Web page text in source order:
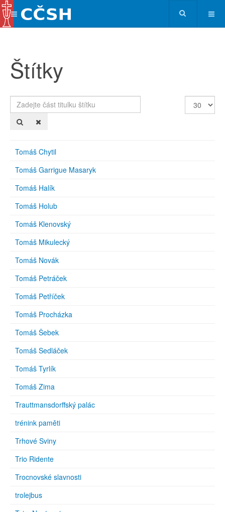
Štítky
Zadejte
část
titulku
Počet
zobrazení
Tomáš Chytil
Tomáš Garrigue Masaryk
Tomáš Halík
Tomáš Holub
Tomáš Klenovský
Tomáš Mikulecký
Tomáš Novák
Tomáš Petráček
Tomáš Petříček
Tomáš Procházka
Tomáš Šebek
Tomáš Sedláček
Tomáš Tyrlík
Tomáš Zima
Trauttmansdorffský palác
trénink paměti
Trhové Sviny
Trio Ridente
Trocnovské slavnosti
trolejbus